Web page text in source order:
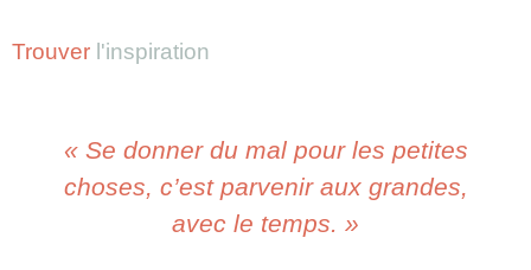
Trouver l'inspiration
« Se donner du mal pour les petites
choses, c’est parvenir aux grandes,
avec le temps. »